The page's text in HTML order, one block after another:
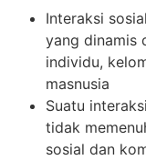
Interaksi
yang dinamis
individu,
masnusia
Suatu
tidak
sosial dan